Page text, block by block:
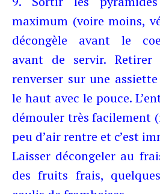
maximum (voire moins,
décongèle avant le
avant de servir. Retirer
renverser sur une
le haut avec le pouce.
démouler très facilement
peu d’air rentre et c’est
Laisser décongeler au
des fruits frais,